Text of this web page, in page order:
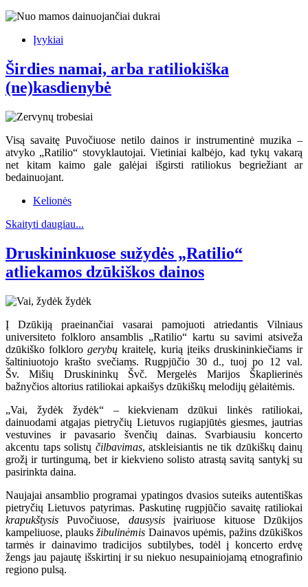
Įvykiai
Širdies namai, arba ratiliokiška
(ne)kasdienybė
Visą savaitę Puvočiuose netilo dainos ir instrumentinė muzika –
atvyko „Ratilio“ stovyklautojai. Vietiniai kalbėjo, kad tykų vakarą
net kitam kaimo gale galėjai išgirsti ratiliokus begriežiant ar
bedainuojant.
Kelionės
Skaityti daugiau...
Druskininkuose sužydės „Ratilio“
atliekamos dzūkiškos dainos
Į Dzūkiją praeinančiai vasarai pamojuoti atriedantis Vilniaus
universiteto folkloro ansamblis „Ratilio“ kartu su savimi atsiveža
dzūkiško folklorogerybų kraitelę, kurią įteiks druskininkiečiams ir
šaltiniuotojo krašto svečiams. Rugpjūčio 30 d., tuoj po 12 val.
Šv. Mišių Druskininkų Švč. Mergelės Marijos Škaplierinės
bažnyčios altorius ratiliokai apkaišys dzūkiškų melodijų gėlaitėmis.
„Vai, žydėk žydėk“ – kiekvienam dzūkui linkės ratiliokai,
dainuodami atgajas pietryčių Lietuvos rugiapjūtės giesmes, jautrias
vestuvines ir pavasario švenčių dainas. Svarbiausiu koncerto
akcentu taps solistų čilbavimas, atskleisiantis ne tik dzūkiškų dainų
grožį ir turtingumą, bet ir kiekvieno solisto atrastą savitą santykį su
pasirinkta daina.
Naujajai ansamblio programai ypatingos dvasios suteiks autentiškas
pietryčių Lietuvos patyrimas. Paskutinę rugpjūčio savaitę ratiliokai
krapukštysis Puvočiuose, dausysisįvairiuose kituose Dzūkijos
kampeliuose, plauksžibulinėmis Dainavos upėmis, pažins dzūkiškos
tarmės ir dainavimo tradicijos subtilybes, todėl į koncerto erdvę
žengs jau pajautę išskirtinį ir su niekuo nesupainiojamą etnografinio
regiono pulsą.